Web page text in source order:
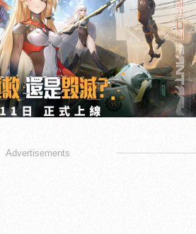
Advertisements